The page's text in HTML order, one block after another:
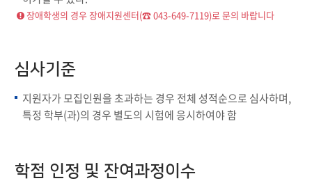
장애학생의 경우 장애지원센터(☎ 043-649-7119)로 문의 바랍니다
심사기준
지원자가 모집인원을 초과하는 경우 전체 성적순으로 심사하며,
특정 학부(과)의 경우 별도의 시험에 응시하여야 함
학점 인정 및 잔여과정이수